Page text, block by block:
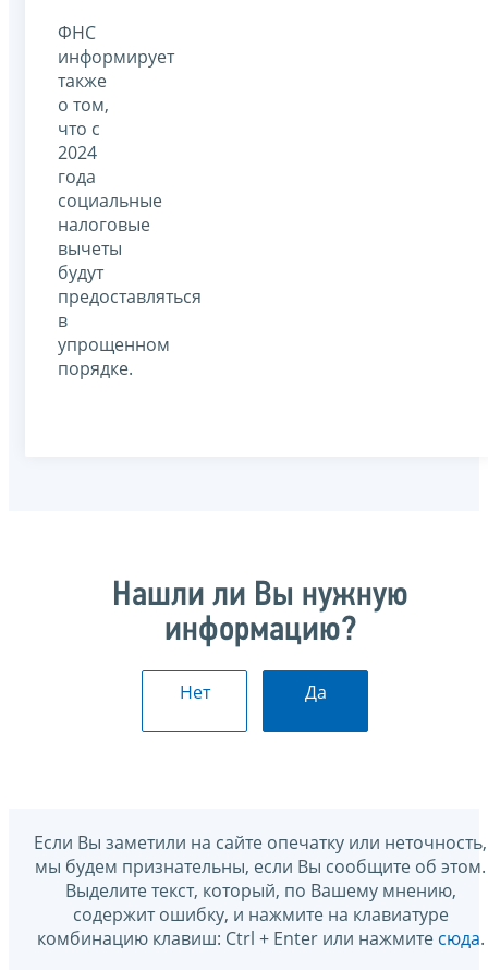
ФНС
информирует
также
о том,
что с
2024
года
социальные
налоговые
вычеты
будут
предоставляться
в
упрощенном
порядке.
Нашли ли Вы нужную
информацию?
Нет Да
Если Вы заметили на сайте опечатку или неточность,
мы будем признательны, если Вы сообщите об этом.
Выделите текст, который, по Вашему мнению,
содержит ошибку, и нажмите на клавиатуре
комбинацию клавиш: Ctrl + Enter или нажмите сюда.